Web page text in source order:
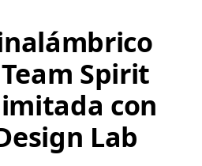
Spirit
con
Lab